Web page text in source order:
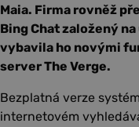
Maia. Firma rovněž
Bing Chat založený
vybavila ho novými
server The Verge.
Bezplatná verze
internetovém